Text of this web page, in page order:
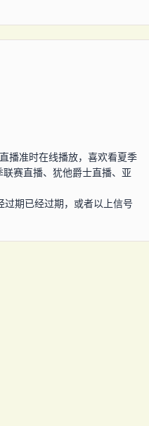
播准时在线播放，喜欢看夏季
赛直播、犹他爵士直播、亚
过期已经过期，或者以上信号